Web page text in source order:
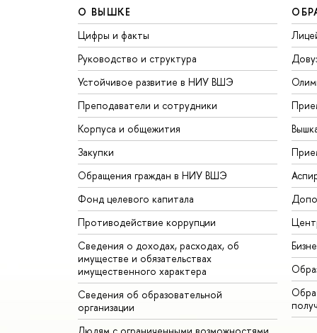
О ВЫШКЕ
Цифры и факты
Руководство и структура
Устойчивое развитие в НИУ ВШЭ
Преподаватели и сотрудники
Корпуса и общежития
Закупки
Обращения граждан в НИУ ВШЭ
Фонд целевого капитала
Противодействие коррупции
Сведения о доходах, расходах, об
имуществе и обязательствах
имущественного характера
Сведения об образовательной
организации